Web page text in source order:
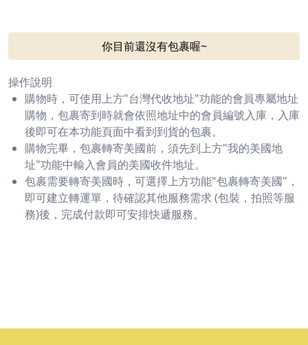
你目前還沒有包裹喔~
操作說明
購物時，可使用上方"台灣代收地址"功能的會員專屬地址
購物，包裹寄到時就會依照地址中的會員編號入庫，入庫
後即可在本功能頁面中看到到貨的包裹。
購物完畢，包裹轉寄美國前，須先到上方"我的美國地
址"功能中輸入會員的美國收件地址。
包裹需要轉寄美國時，可選擇上方功能"包裹轉寄美國"，
即可建立轉運單，待確認其他服務需求 (包裝，拍照等服
務)後，完成付款即可安排快遞服務。